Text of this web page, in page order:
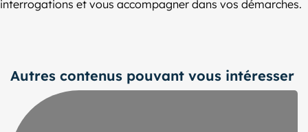
interrogations et vous accompagner dans vos démarches.
Autres contenus pouvant vous intéresser